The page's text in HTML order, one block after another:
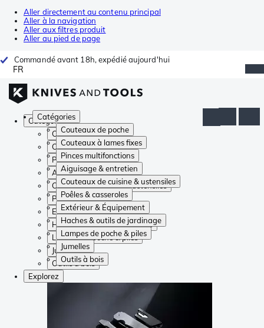
Aller directement au contenu principal
Aller à la navigation
Aller aux filtres produit
Aller au pied de page
Commandé avant 18h, expédié aujourd'hui
FR
Catégories
Couteaux de poche
Couteaux à lames fixes
Pinces multifonctions
Aiguisage & entretien
Couteaux de cuisine & ustensiles
Poêles & casseroles
Extérieur & Équipement
Haches & outils de jardinage
Lampes de poche & piles
Jumelles
Outils à bois
Catégories
Couteaux de poche
Couteaux à lames fixes
Pinces multifonctions
Aiguisage & entretien
Couteaux de cuisine & ustensiles
Poêles & casseroles
Extérieur & Équipement
Haches & outils de jardinage
Lampes de poche & piles
Jumelles
Outils à bois
Explorez